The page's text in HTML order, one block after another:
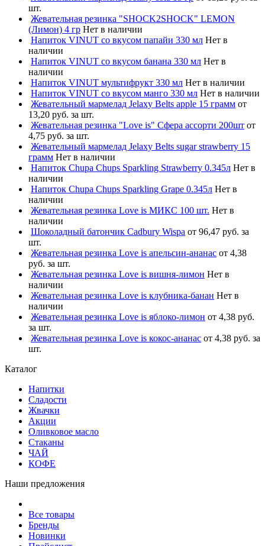
шт.
Жевательная резинка "SHOCK2SHOCK" LEMON
(Лимон) 4 гр Нет в наличии
Напиток VINUT со вкусом папайи 330 мл Нет в
наличии
Напиток VINUT со вкусом банана 330 мл Нет в
наличии
Напиток VINUT мультифрукт 330 мл Нет в наличии
Напиток VINUT со вкусом манго 330 мл Нет в наличии
Жевательный мармелад Jelaxy Belts apple 15 грамм от
13,20 руб. за шт.
Жевательная резинка "Love is" Сфера ассорти 200шт от
4,75 руб. за шт.
Жевательный мармелад Jelaxy Belts sugar strawberry 15
грамм Нет в наличии
Напиток Chupa Chups Sparkling Strawberry 0.345л Нет в
наличии
Напиток Chupa Chups Sparkling Grape 0.345л Нет в
наличии
Жевательная резинка Love is МИКС 100 шт. Нет в
наличии
Шоколадный батончик Cadbury Wispa от 96,47 руб. за
шт.
Жевательная резинка Love is апельсин-ананас от 4,38
руб. за шт.
Жевательная резинка Love is вишня-лимон Нет в
наличии
Жевательная резинка Love is клубника-банан Нет в
наличии
Жевательная резинка Love is яблоко-лимон от 4,38 руб.
за шт.
Жевательная резинка Love is кокос-ананас от 4,38 руб. за
шт.
Каталог
Напитки
Сладости
Жвачки
Акции
Оливковое масло
Стаканы
ЧАЙ
КОФЕ
Наши предложения
Все товары
Бренды
Новинки